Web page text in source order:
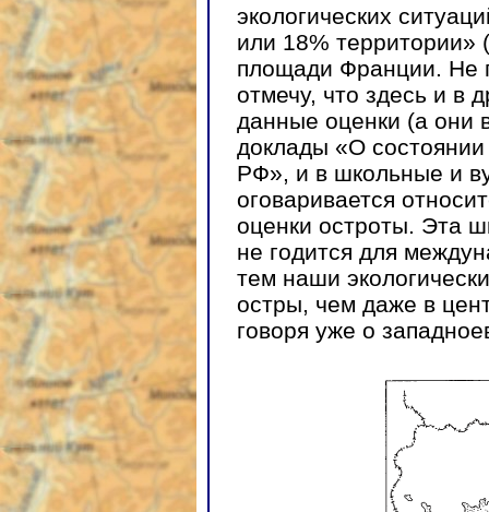
экологических
или 18% территории»
площади Франции. Не
отмечу, что здесь и в
данные оценки (а они
доклады «О
РФ», и в школьные и
оговаривается
оценки остроты. Эта
не годится для
тем наши
остры, чем даже в
говоря уже о